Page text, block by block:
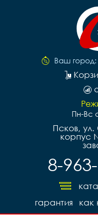
Ваш город:
Пн-Вс
Псков, ул.
корпус
8-
как
гарантия